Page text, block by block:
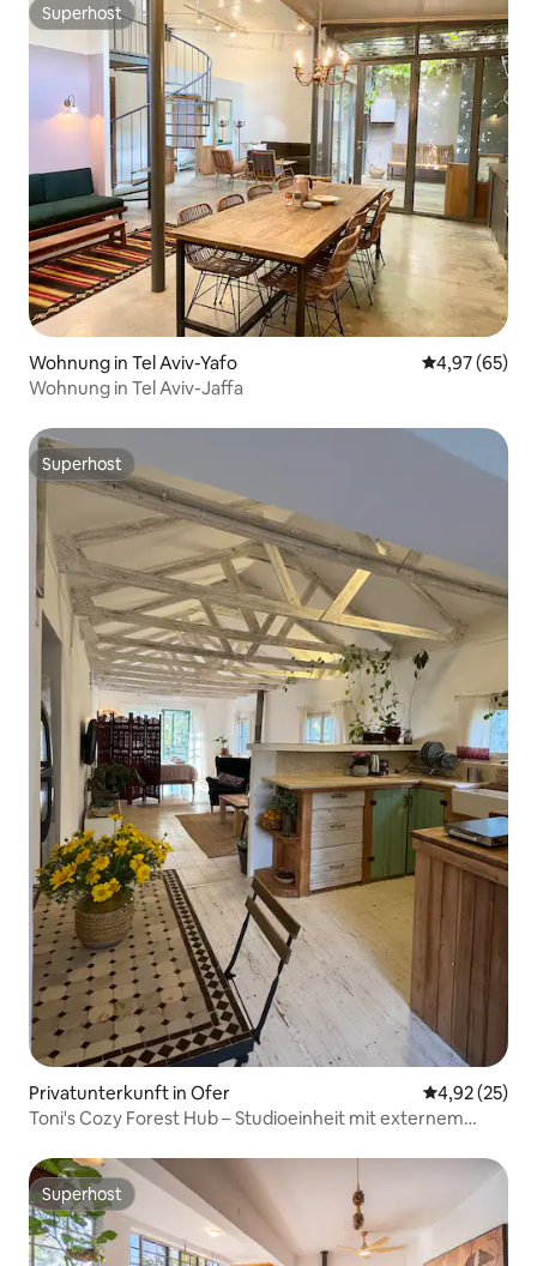
Superhost
Superhost
Wohnung in Tel Aviv-Yafo
4,97 (65)
Wohnung in Tel Aviv-Jaffa
Superhost
Superhost
Privatunterkunft in Ofer
4,92 (25)
Toni's Cozy Forest Hub – Studioeinheit mit externem
Superhost
Superhost